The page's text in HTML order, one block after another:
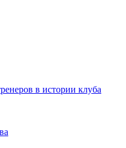
в истории клуба